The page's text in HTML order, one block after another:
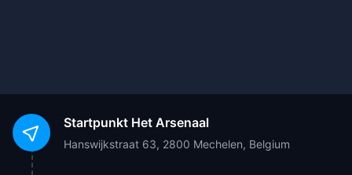
Startpunkt Het Arsenaal
Hanswijkstraat 63, 2800 Mechelen, Belgium